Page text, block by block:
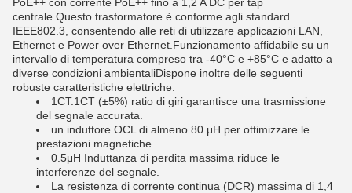
centrale. Questo trasformatore è conforme agli standard
IEEE802.3, consentendo alle reti di utilizzare applicazioni LAN,
Ethernet e Power over Ethernet.Funzionamento affidabile su un
intervallo di temperatura compreso tra -40°C e +85°C e adatto a
diverse condizioni ambientaliDispone inoltre delle seguenti
robuste caratteristiche elettriche:
1CT:1CT (±5%) ratio di giri garantisce una trasmissione
del segnale accurata.
un induttore OCL di almeno 80 μH per ottimizzare le
prestazioni magnetiche.
0.5μH Induttanza di perdita massima riduce le
interferenze del segnale.
La resistenza di corrente continua (DCR) massima di 1,4